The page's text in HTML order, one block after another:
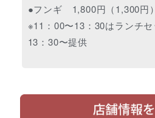
●フンギ 1,800円（1,300円）
※11：00〜13：30はランチ
13：30〜提供